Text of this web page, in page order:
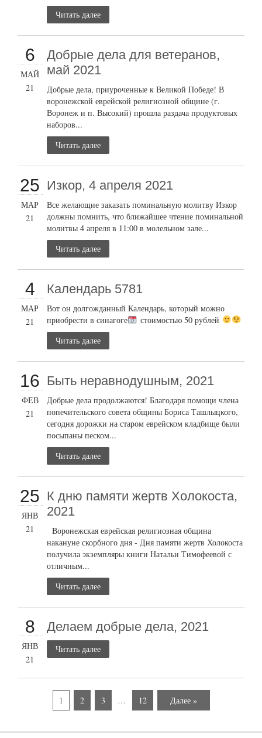
Читать далее
6
МАЙ
21
Добрые дела для ветеранов,
май 2021
Добрые дела, приуроченные к Великой Победе! В
воронежской еврейской религиозной общине (г.
Воронеж и п. Высокий) прошла раздача продуктовых
наборов...
Читать далее
25
МАР
21
Изкор, 4 апреля 2021
Все желающие заказать поминальную молитву Изкор
должны помнить, что ближайшее чтение поминальной
молитвы 4 апреля в 11:00 в молельном зале...
Читать далее
4
МАР
21
Календарь 5781
Вот он долгожданный Календарь, который можно
приобрести в синагоге
стоимостью 50 рублей
Читать далее
16
ФЕВ
21
Быть неравнодушным, 2021
Добрые дела продолжаются! Благодаря помощи члена
попечительского совета общины Бориса Ташлыцкого,
сегодня дорожки на старом еврейском кладбище были
посыпаны песком...
Читать далее
25
ЯНВ
21
К дню памяти жертв Холокоста,
2021
Воронежская еврейская религиозная община
накануне скорбного дня - Дня памяти жертв Холокоста
получила экземпляры книги Натальи Тимофеевой с
отличным...
Читать далее
8
ЯНВ
21
Делаем добрые дела, 2021
Читать далее
1 2 3 … 12 Далее »